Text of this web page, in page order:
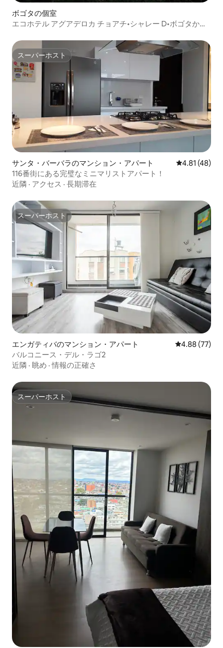
ボゴタの個室
エコホテル アグアデロカ チョアチ•シャレー D•ボゴタから1
スーパーホスト
スーパーホスト
サンタ・バーバラのマンション・アパート レビュー48
4.81 (48)
116番街にある完璧なミニマリストアパート！
近隣 · アクセス · 長期滞在
スーパーホスト
スーパーホスト
エンガティバのマンション・アパート レビュー77
4.88 (77)
バルコニース・デル・ラゴ2
近隣 · 眺め ·情報の正確さ
スーパーホスト
スーパーホスト